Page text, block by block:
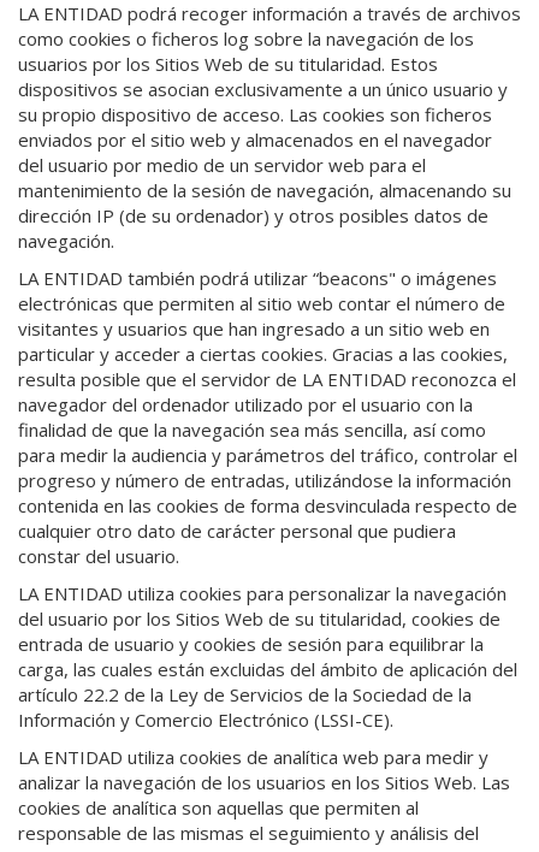
LA ENTIDAD podrá recoger información a través de archivos
como cookies o ficheros log sobre la navegación de los
usuarios por los Sitios Web de su titularidad. Estos
dispositivos se asocian exclusivamente a un único usuario y
su propio dispositivo de acceso. Las cookies son ficheros
enviados por el sitio web y almacenados en el navegador
del usuario por medio de un servidor web para el
mantenimiento de la sesión de navegación, almacenando su
dirección IP (de su ordenador) y otros posibles datos de
navegación.
LA ENTIDAD también podrá utilizar “beacons" o imágenes
electrónicas que permiten al sitio web contar el número de
visitantes y usuarios que han ingresado a un sitio web en
particular y acceder a ciertas cookies. Gracias a las cookies,
resulta posible que el servidor de LA ENTIDAD reconozca el
navegador del ordenador utilizado por el usuario con la
finalidad de que la navegación sea más sencilla, así como
para medir la audiencia y parámetros del tráfico, controlar el
progreso y número de entradas, utilizándose la información
contenida en las cookies de forma desvinculada respecto de
cualquier otro dato de carácter personal que pudiera
constar del usuario.
LA ENTIDAD utiliza cookies para personalizar la navegación
del usuario por los Sitios Web de su titularidad, cookies de
entrada de usuario y cookies de sesión para equilibrar la
carga, las cuales están excluidas del ámbito de aplicación del
artículo 22.2 de la Ley de Servicios de la Sociedad de la
Información y Comercio Electrónico (LSSI-CE).
LA ENTIDAD utiliza cookies de analítica web para medir y
analizar la navegación de los usuarios en los Sitios Web. Las
cookies de analítica son aquellas que permiten al
responsable de las mismas el seguimiento y análisis del